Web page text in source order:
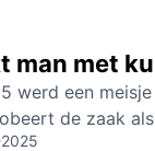
man met
werd een
de zaak